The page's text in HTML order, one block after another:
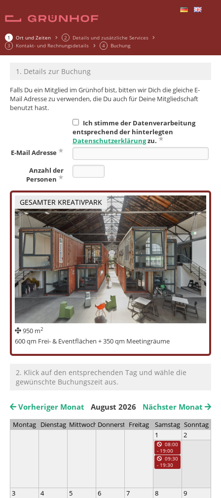
1 Ort und Zeiten 2
Details und zusätzliche Services
3
Kontakt- und Rechnungsdetails 4 Buchung
1. Details zur Buchung
Falls Du ein Mitglied im Grünhof bist, bitten wir Dich die gleiche E-
Mail Adresse zu verwenden, die Du auch für Deine Mitgliedschaft
benutzt hast.
Ich stimme der Datenverarbeitung
entsprechend der hinterlegten
Datenschutzerklärungzu.
E-Mail Adresse
Anzahl der
Personen
GESAMTER KREATIVPARK
950 m2
600 qm Frei- & Eventflächen + 350 qm Meetingräume
2. Klick auf den entsprechenden Tag und wähle die
gewünschte Buchungszeit aus.
Vorheriger Monat August 2026 Nächster Monat
Montag Dienstag Mittwoch DonnerstagFreitag Samstag Sonntag
1
08:00
- 19:00
09:30
- 19:30
2
3 4 5 6 7 8 9